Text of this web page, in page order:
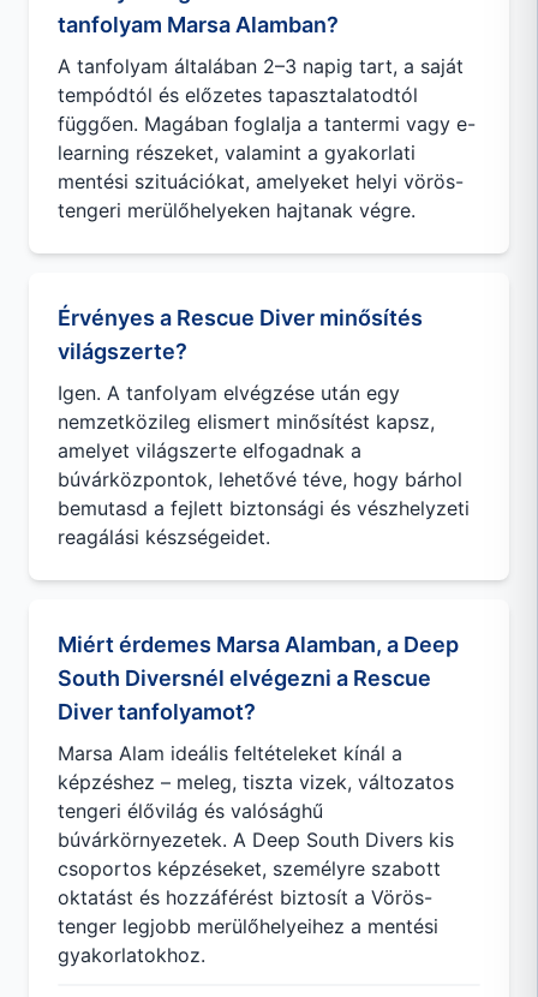
tanfolyam Marsa Alamban?
A tanfolyam általában 2–3 napig tart, a saját
tempódtól és előzetes tapasztalatodtól
függően. Magában foglalja a tantermi vagy e-
learning részeket, valamint a gyakorlati
mentési szituációkat, amelyeket helyi vörös-
tengeri merülőhelyeken hajtanak végre.
Érvényes a Rescue Diver minősítés
világszerte?
Igen. A tanfolyam elvégzése után egy
nemzetközileg elismert minősítést kapsz,
amelyet világszerte elfogadnak a
búvárközpontok, lehetővé téve, hogy bárhol
bemutasd a fejlett biztonsági és vészhelyzeti
reagálási készségeidet.
Miért érdemes Marsa Alamban, a Deep
South Diversnél elvégezni a Rescue
Diver tanfolyamot?
Marsa Alam ideális feltételeket kínál a
képzéshez – meleg, tiszta vizek, változatos
tengeri élővilág és valósághű
búvárkörnyezetek. A Deep South Divers kis
csoportos képzéseket, személyre szabott
oktatást és hozzáférést biztosít a Vörös-
tenger legjobb merülőhelyeihez a mentési
gyakorlatokhoz.